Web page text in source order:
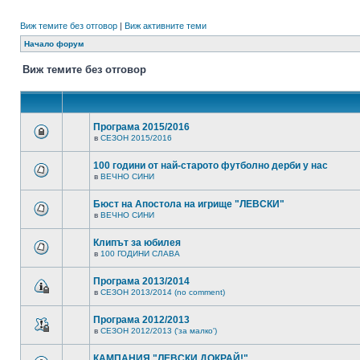
Виж темите без отговор | Виж активните теми
Начало форум
Виж темите без отговор
Програма 2015/2016
в СЕЗОН 2015/2016
100 години от най-старото футболно дерби у нас
в ВЕЧНО СИНИ
Бюст на Апостола на игрище "ЛЕВСКИ"
в ВЕЧНО СИНИ
Клипът за юбилея
в 100 ГОДИНИ СЛАВА
Програма 2013/2014
в СЕЗОН 2013/2014 (no comment)
Програма 2012/2013
в СЕЗОН 2012/2013 ('за малко')